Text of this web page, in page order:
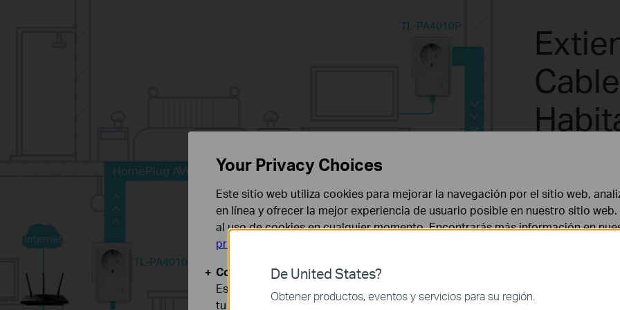
Con
el circuito
velocidad
lleva la red
Internet
HomePlug AV600 HomePlug AV600
TL-PA4010P
TL-PA4010P
Powerline
De United States?
Obtener productos, eventos y servicios para su región.
Your Privacy Choices
Este sitio web utiliza cookies para mejorar la navegación por el sitio web,
en línea y ofrecer la mejor experiencia de usuario posible en nuestro sitio
al uso de cookies en cualquier momento. Encontrarás más información en
privacidad
Cookies Básicas
Estas cookies son necesarias para el funcionamiento del sitio web y no
tu sistema.